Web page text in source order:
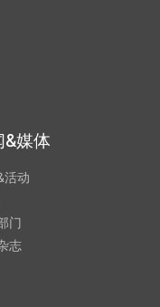
&媒体
活动
门
志